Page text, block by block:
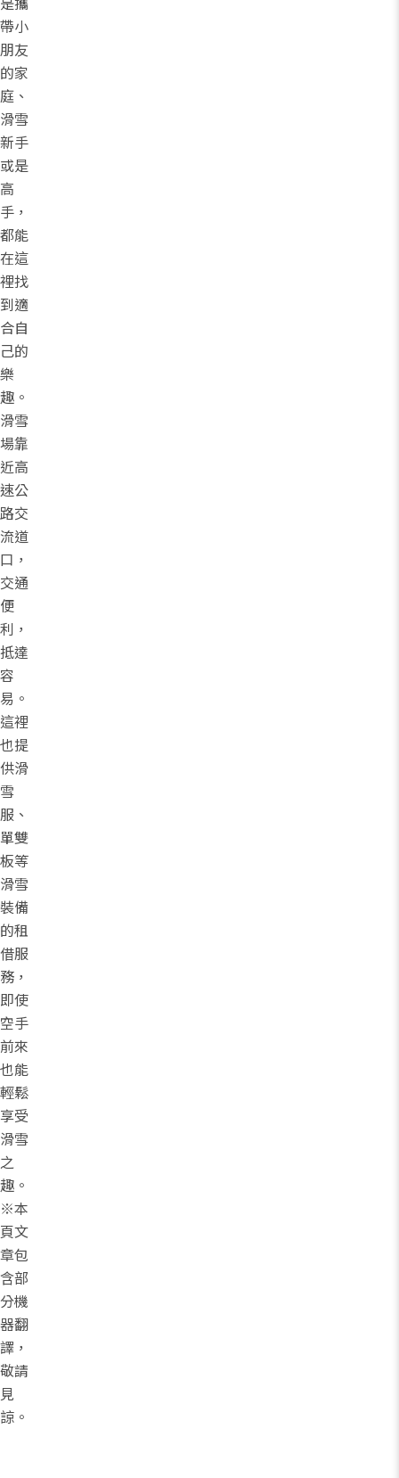
帶小
朋友
的家
庭、
滑雪
新手
或是
高
手，
都能
在這
裡找
到適
合自
己的
樂
趣。
滑雪
場靠
近高
速公
路交
流道
口，
交通
便
利，
抵達
容
易。
這裡
也提
供滑
雪
服、
單雙
板等
滑雪
裝備
的租
借服
務，
即使
空手
前來
也能
輕鬆
享受
滑雪
之
趣。
※本
頁文
章包
含部
分機
器翻
譯，
敬請
見
諒。